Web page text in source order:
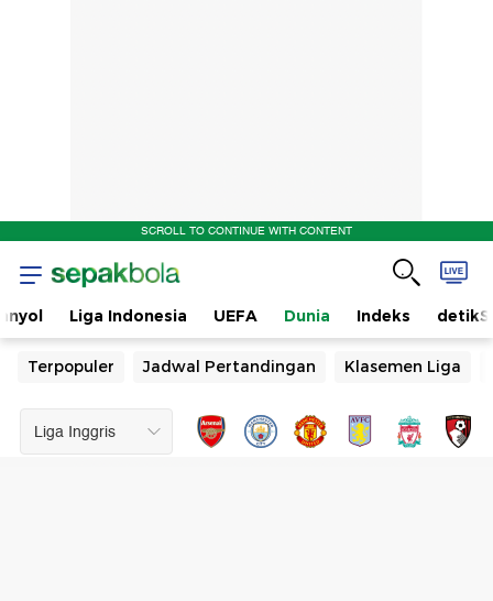
SCROLL TO CONTINUE WITH CONTENT
Liga Indonesia UEFA Dunia Indeks
Terpopuler Jadwal Pertandingan Klasemen Liga